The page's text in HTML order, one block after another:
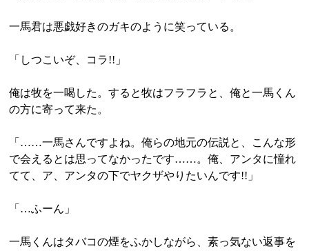
一馬君は悪戯好きのガキのように笑っている。
「しつこいぞ、コラ!!」
俺は牧を一喝した。すると牧はフラフラと、俺と一馬くん
の方に寄って来た。
「……一馬さんですよね。俺らの地元の伝説と、こんな形
で会えるとは思ってなかったです……。俺、アンタに憧れ
てて、ア、アンタの下でヤクザやりたいんです!!」
「…ふーん」
一馬くんはタバコの煙をふかしながら、素っ気ない返事を